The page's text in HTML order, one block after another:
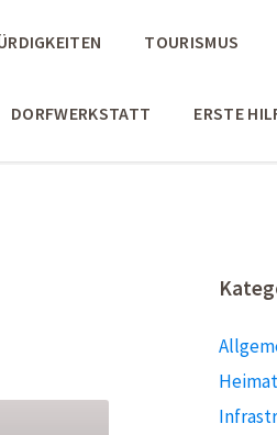
TOURISMUS
DORFWERKSTATT ERSTE
Heimat